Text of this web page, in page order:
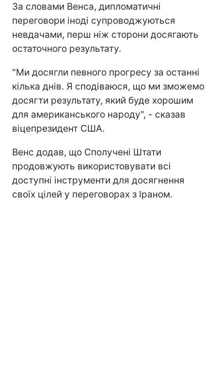
За словами Венса, дипломатичні
переговори іноді супроводжуються
невдачами, перш ніж сторони досягають
остаточного результату.
"Ми досягли певного прогресу за останні
кілька днів. Я сподіваюся, що ми зможемо
досягти результату, який буде хорошим
для американського народу", - сказав
віцепрезидент США.
Венс додав, що Сполучені Штати
продовжують використовувати всі
доступні інструменти для досягнення
своїх цілей у переговорах з Іраном.